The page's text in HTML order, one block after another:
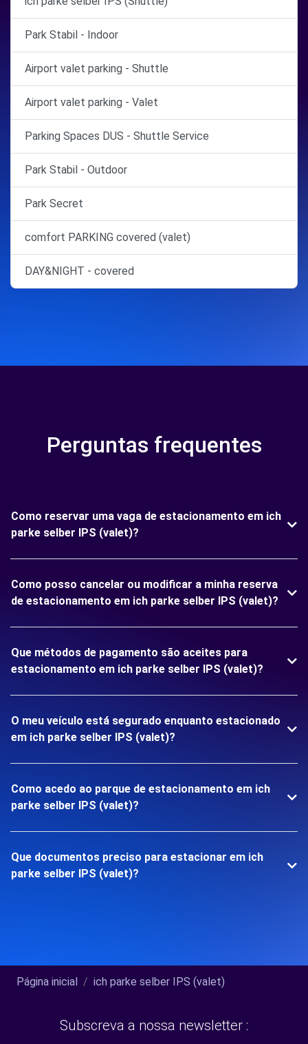
Park Stabil - Indoor
Airport valet parking - Shuttle
Airport valet parking - Valet
Parking Spaces DUS - Shuttle Service
Park Stabil - Outdoor
Park Secret
comfort PARKING covered (valet)
DAY&NIGHT - covered
Perguntas frequentes
Como reservar uma vaga de estacionamento em ich
parke selber IPS (valet)?
Como posso cancelar ou modificar a minha reserva
de estacionamento em ich parke selber IPS (valet)?
Que métodos de pagamento são aceites para
estacionamento em ich parke selber IPS (valet)?
O meu veículo está segurado enquanto estacionado
em ich parke selber IPS (valet)?
Como acedo ao parque de estacionamento em ich
parke selber IPS (valet)?
Que documentos preciso para estacionar em ich
parke selber IPS (valet)?
Página inicial ich parke selber IPS (valet)
Subscreva a nossa newsletter :